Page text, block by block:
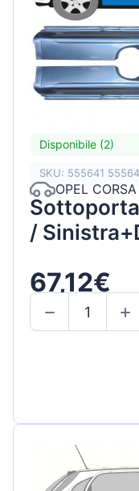
Disponibile (2)
SKU: 555641
OPEL
/
67,12€